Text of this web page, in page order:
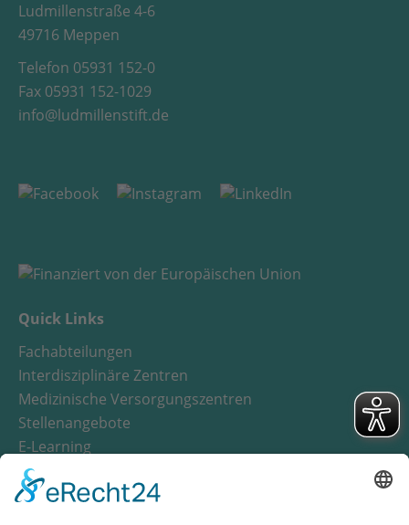
Ludmillenstraße 4-6
49716 Meppen
Telefon 05931 152-0
Fax 05931 152-1029
info@ludmillenstift.de
Quick Links
Fachabteilungen
Interdisziplinäre Zentren
Medizinische Versorgungszentren
Stellenangebote
E-Learning